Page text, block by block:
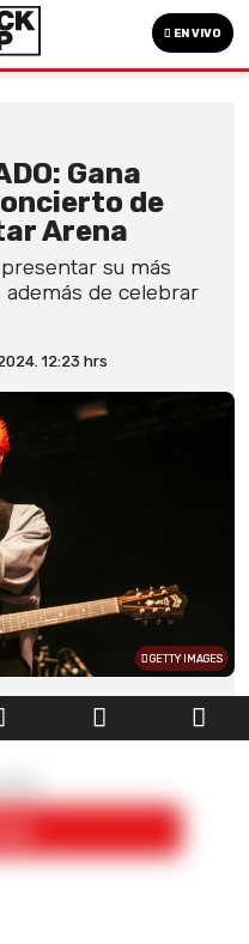
EN VIVO
Gana
de
Arena
su más
además de celebrar
12:23 hrs
GETTY IMAGES